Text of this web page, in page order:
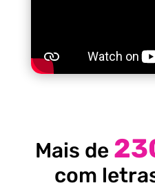
Mais de
com